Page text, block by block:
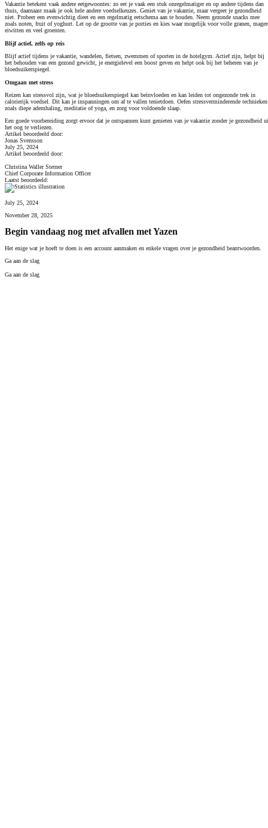
Vakantie betekent vaak andere eetgewoontes: zo eet je vaak een stuk onregelmatiger en op andere tijdens dan
thuis, daarnaast maak je ook hele andere voedselkeuzes. Geniet van je vakantie, maar vergeet je gezondheid
niet. Probeer een evenwichtig dieet en een regelmatig eetschema aan te houden. Neem gezonde snacks mee
zoals noten, fruit of yoghurt. Let op de grootte van je porties en kies waar mogelijk voor volle granen,
eiwitten en veel groenten.
Blijf actief, zelfs op reis
Blijf actief tijdens je vakantie, wandelen, fietsen, zwemmen of sporten in de hotelgym. Actief zijn, helpt bij
het behouden van een gezond gewicht, je energielevel een boost geven en helpt ook bij het beheren van je
bloedsuikerspiegel.
Omgaan met stress
Reizen kan stressvol zijn, wat je bloedsuikerspiegel kan beïnvloeden en kan leiden tot ongezonde trek in
calorierijk voedsel. Dit kan je inspanningen om af te vallen tenietdoen. Oefen stressverminderende technieken
zoals diepe ademhaling, meditatie of yoga, en zorg voor voldoende slaap.
Een goede voorbereiding zorgt ervoor dat je ontspannen kunt genieten van je vakantie zonder je gezondheid
het oog te verliezen.
Artikel beoordeeld door:
Jonas Svensson
July 25, 2024
Artikel beoordeeld door:
Christina Waller Sterner
Chief Corporate Information Officer
Laatst beoordeeld:
July 25, 2024
November 28, 2025
Begin vandaag nog met afvallen met Yazen
Het enige wat je hoeft te doen is een account aanmaken en enkele vragen over je gezondheid beantwoorden.
Ga aan de slag
Ga aan de slag